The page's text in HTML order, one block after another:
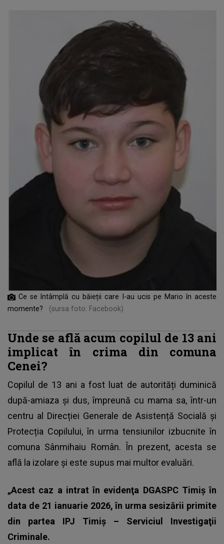
Ce se întâmplă cu băieții care l-au ucis pe Mario în aceste
momente?
(sursa foto: Facebook)
Unde se află acum copilul de 13 ani
implicat în crima din comuna
Cenei?
Copilul de 13 ani a fost luat de autorități duminică
după-amiaza și dus, împreună cu mama sa, într-un
centru al Direcției Generale de Asistență Socială și
Protecția Copilului, în urma tensiunilor izbucnite în
comuna Sânmihaiu Român. În prezent, acesta se
află la izolare și este supus mai multor evaluări.
„Acest caz a intrat în evidenţa DGASPC Timiş în
data de 21 ianuarie 2026, în urma sesizării primite
din partea IPJ Timiş – Serviciul Investigaţii
Criminale.